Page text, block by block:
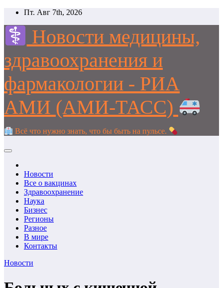
Перейти
содержимому
Пт. Авг 7th, 2026
Новости медицины,
здравоохранения и
фармакологии - РИА
АМИ (АМИ-ТАСС)
Всё что нужно знать, что бы быть на пульсе.
Новости
Все о вакцинах
Здравоохранение
Наука
Бизнес
Регионы
Разное
В мире
Контакты
Новости